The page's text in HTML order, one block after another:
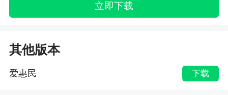
立即下载
其他版本
爱惠民 下载